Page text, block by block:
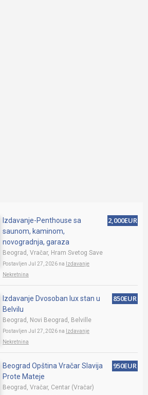
Izdavanje-Penthouse sa
saunom, kaminom,
novogradnja, garaza
Beograd, Vračar, Hram Svetog Save
Postavljen Jul 27, 2026 na
Izdavanje
Nekretnina
2,000EUR
Izdavanje Dvosoban lux stan u
Belvilu
Beograd, Novi Beograd, Belville
Postavljen Jul 27, 2026 na
Izdavanje
Nekretnina
850EUR
Beograd Opština Vračar Slavija
Prote Mateje
Beograd, Vračar, Centar (Vračar)
950EUR